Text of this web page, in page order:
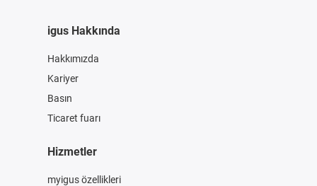
igus Hakkında
Hakkımızda
Kariyer
Basın
Ticaret fuarı
Hizmetler
myigus özellikleri